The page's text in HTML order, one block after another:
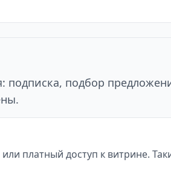
подписка, подбор
платный доступ к витрине.